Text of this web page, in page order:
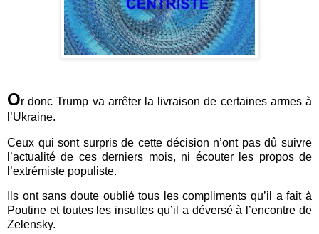
Or donc Trump va arrêter la livraison de certaines armes à
l’Ukraine.
Ceux qui sont surpris de cette décision n’ont pas dû suivre
l’actualité de ces derniers mois, ni écouter les propos de
l’extrémiste populiste.
Ils ont sans doute oublié tous les compliments qu’il a fait à
Poutine et toutes les insultes qu’il a déversé à l’encontre de
Zelensky.